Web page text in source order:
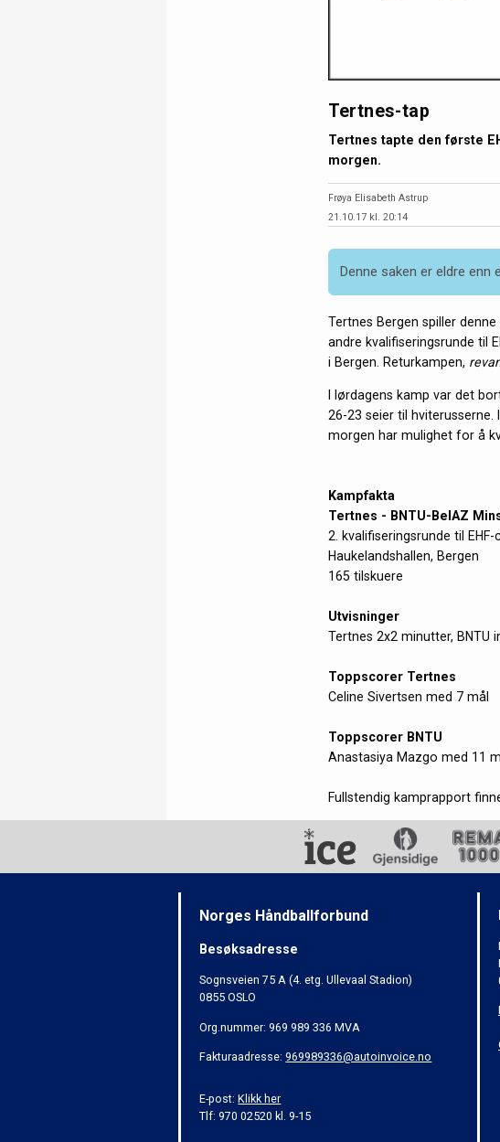
Tertnes-tap
Tertnes tapte den første
morgen.
Frøya Elisabeth Astrup
21.10.17 kl. 20:14
Denne saken er eldre
Tertnes Bergen spiller
andre kvalifiseringsrunde til
i Bergen. Returkampen,
I lørdagens kamp var det
26-23 seier til
morgen har mulighet for å
Kampfakta
Tertnes - BNTU-BelAZ
2. kvalifiseringsrunde til EHF-
Haukelandshallen, Bergen
165 tilskuere
Utvisninger
Tertnes 2x2 minutter, BNTU
Toppscorer Tertnes
Celine Sivertsen med 7 mål
Toppscorer BNTU
Anastasiya Mazgo med 11
Fullstendig kamprapport
Norges Håndballforbund
Besøksadresse
Sognsveien 75 A (4. etg. Ullevaal Stadion)
0855 OSLO
Org.nummer: 969 989 336 MVA
Fakturaadresse:969989336@autoinvoice.no
E-post:Klikk her
Tlf: 970 02520 kl. 9-15